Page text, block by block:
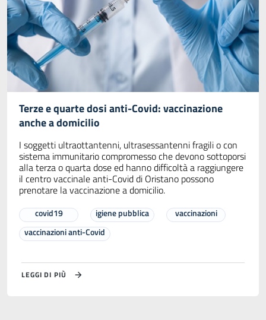
Terze e quarte dosi anti-Covid: vaccinazione
anche a domicilio
I soggetti ultraottantenni, ultrasessantenni fragili o con
sistema immunitario compromesso che devono sottoporsi
alla terza o quarta dose ed hanno difficoltà a raggiungere
il centro vaccinale anti-Covid di Oristano possono
prenotare la vaccinazione a domicilio.
covid19 igiene pubblica
vaccinazioni
vaccinazioni anti-Covid
LEGGI DI PIÙ